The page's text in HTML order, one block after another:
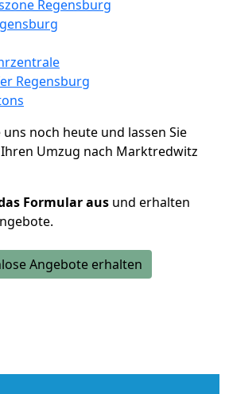
Regensburg
Regensburg
noch heute und lassen Sie
Umzug nach Marktredwitz
Formular aus und erhalten
Angebote erhalten